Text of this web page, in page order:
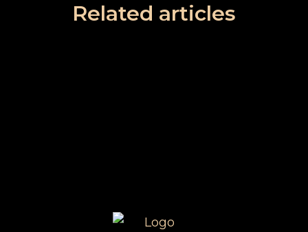
Related articles